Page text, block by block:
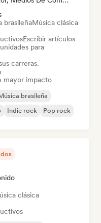
brasileñaMúsica clásica
Escribir artículos
para
carreras.
mayor impacto
brasileña
Indie rock Pop rock
clásica